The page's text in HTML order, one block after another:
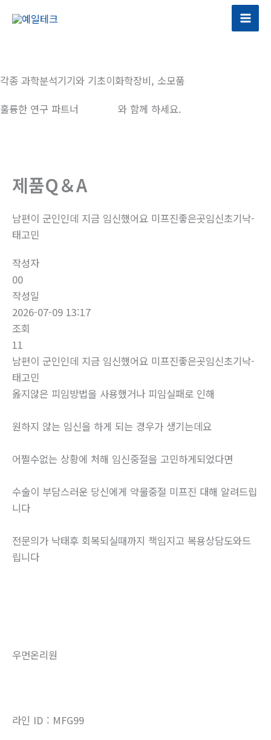
건
너
뛰
각종 과학분석기기와 기초이화학장비, 소모품
훌륭한 연구 파트너
와 함께 하세요.
제품Q＆A
남편이 군인인데 지금 임신했어요 미프진좋은곳임신초기낙­
태고민
작성자
00
작성일
2026-07-09 13:17
조회
11
남편이 군인인데 지금 임신했어요 미프진좋은곳임신초기낙­
태고민
옳지않은 피임방법을 사용했거나 피임실패로 인해
원하지 않는 임신을 하게 되는 경우가 생기는데요
어쩔수없는 상황에 처해 임신중절을 고민하게되었다면
수술이 부담스러운 당신에게 약물중절 미프진 대해 알려드립
니다
전문의가 낙태후 회복되실때까지 책임지고 복용상담도와드
립니다
우먼온리원
라인 ID : MFG99